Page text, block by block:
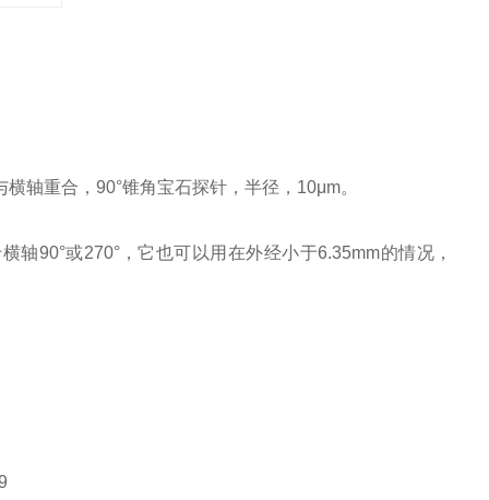
轴重合，90°锥角宝石探针，半径，10μm。
轴90°或270°，它也可以用在外经小于6.35mm的情况，